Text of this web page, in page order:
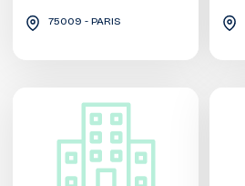
75009 - PARIS